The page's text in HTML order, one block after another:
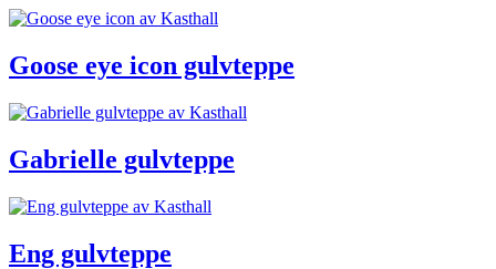
Goose eye icon gulvteppe
Gabrielle gulvteppe
Eng gulvteppe